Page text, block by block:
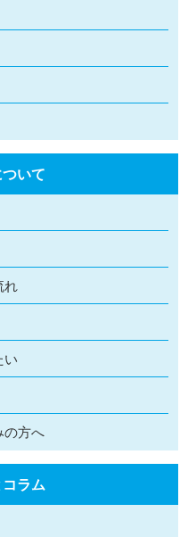
いて
れ
い
の方へ
ラム